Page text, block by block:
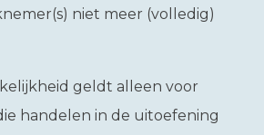
niet meer (volledig)
geldt alleen voor
handelen in de uitoefening